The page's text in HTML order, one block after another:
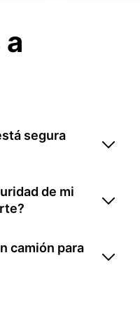
segura
de mi
camión para